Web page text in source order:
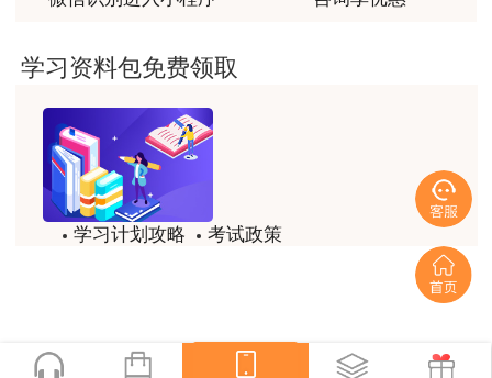
用户m2****66
非常非常非常非常棒！！!！
用户m2****66
非常非常非常非常棒！！!！
土建计量这门课我听了门金瑞和孙琦两位老师的课
试，非常感谢两位老师的课程。
学习资料包免费领取
学习计划攻略
考试政策